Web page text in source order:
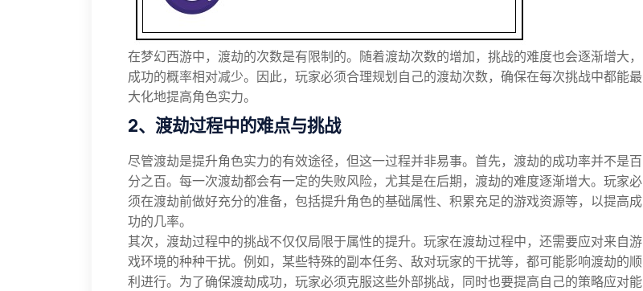
在梦幻西游中，渡劫的次数是有限制的。随着渡劫次数的增加，挑战的难度也会逐渐增大，
成功的概率相对减少。因此，玩家必须合理规划自己的渡劫次数，确保在每次挑战中都能最
大化地提高角色实力。
2、渡劫过程中的难点与挑战
尽管渡劫是提升角色实力的有效途径，但这一过程并非易事。首先，渡劫的成功率并不是百
分之百。每一次渡劫都会有一定的失败风险，尤其是在后期，渡劫的难度逐渐增大。玩家必
须在渡劫前做好充分的准备，包括提升角色的基础属性、积累充足的游戏资源等，以提高成
功的几率。
其次，渡劫过程中的挑战不仅仅局限于属性的提升。玩家在渡劫过程中，还需要应对来自游
戏环境的种种干扰。例如，某些特殊的副本任务、敌对玩家的干扰等，都可能影响渡劫的顺
利进行。为了确保渡劫成功，玩家必须克服这些外部挑战，同时也要提高自己的策略应对能